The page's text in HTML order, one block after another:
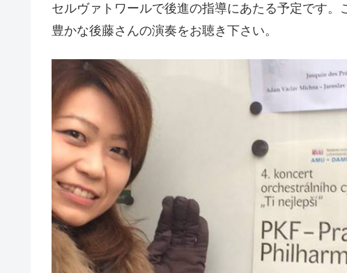
セルヴァトワールで後進の指導にあたる予定です
豊かな後藤さんの演奏をお聴き下さい。